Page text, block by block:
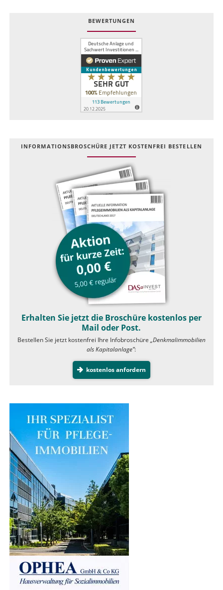
BEWERTUNGEN
INFOR­MATIONS­BROSCHÜRE JETZT KOSTEN­FREI BESTELLEN
Erhalten Sie jetzt die Broschüre kostenlos per
Mail oder Post.
Bestellen Sie jetzt kostenfrei Ihre Infobroschüre „Denkmalimmobilien
als Kapitalanlage”:
kostenlos anfordern